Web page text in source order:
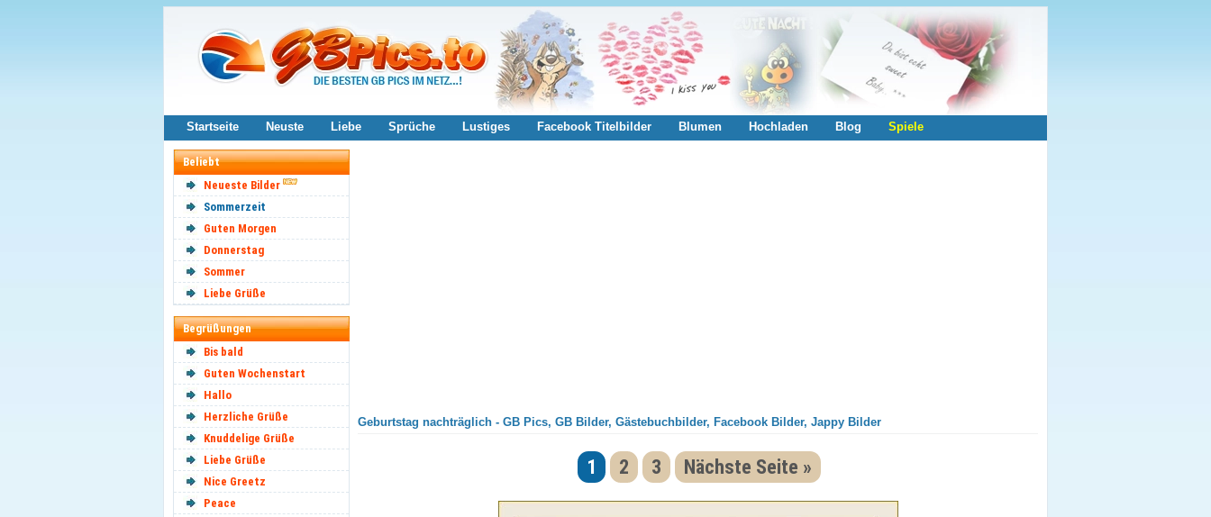
Startseite Neuste Liebe Sprüche Lustiges Facebook Titelbilder Blumen Hochladen Blog Spiele
Beliebt
Neueste Bilder
Sommerzeit
Guten Morgen
Donnerstag
Sommer
Liebe Grüße
Begrüßungen
Bis bald
Guten Wochenstart
Hallo
Herzliche Grüße
Knuddelige Grüße
Liebe Grüße
Nice Greetz
Peace
Geburtstag nachträglich - GB Pics, GB Bilder, Gästebuchbilder, Facebook Bilder, Jappy Bilder
1 2 3 Nächste Seite »